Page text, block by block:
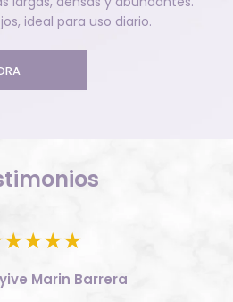
ideal para uso diario.
Marin Barrera